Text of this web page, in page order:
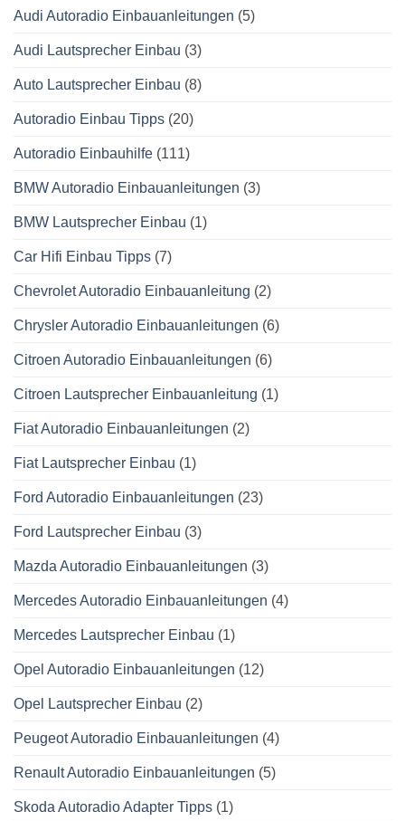
Audi Autoradio Einbauanleitungen (5)
Audi Lautsprecher Einbau (3)
Auto Lautsprecher Einbau (8)
Autoradio Einbau Tipps (20)
Autoradio Einbauhilfe (111)
BMW Autoradio Einbauanleitungen (3)
BMW Lautsprecher Einbau (1)
Car Hifi Einbau Tipps (7)
Chevrolet Autoradio Einbauanleitung (2)
Chrysler Autoradio Einbauanleitungen (6)
Citroen Autoradio Einbauanleitungen (6)
Citroen Lautsprecher Einbauanleitung (1)
Fiat Autoradio Einbauanleitungen (2)
Fiat Lautsprecher Einbau (1)
Ford Autoradio Einbauanleitungen (23)
Ford Lautsprecher Einbau (3)
Mazda Autoradio Einbauanleitungen (3)
Mercedes Autoradio Einbauanleitungen (4)
Mercedes Lautsprecher Einbau (1)
Opel Autoradio Einbauanleitungen (12)
Opel Lautsprecher Einbau (2)
Peugeot Autoradio Einbauanleitungen (4)
Renault Autoradio Einbauanleitungen (5)
Skoda Autoradio Adapter Tipps (1)